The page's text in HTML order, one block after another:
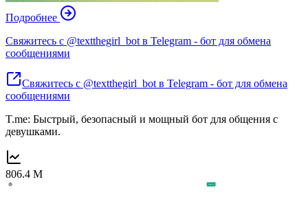
Подробнее
Свяжитесь с @textthegirl_bot в Telegram - бот для обмена
сообщениями
Свяжитесь с @textthegirl_bot в Telegram - бот для обмена
сообщениями
T.me: Быстрый, безопасный и мощный бот для общения с
девушками.
806.4 M